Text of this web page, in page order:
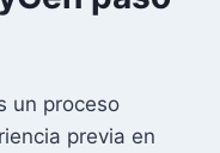
un proceso
previa en